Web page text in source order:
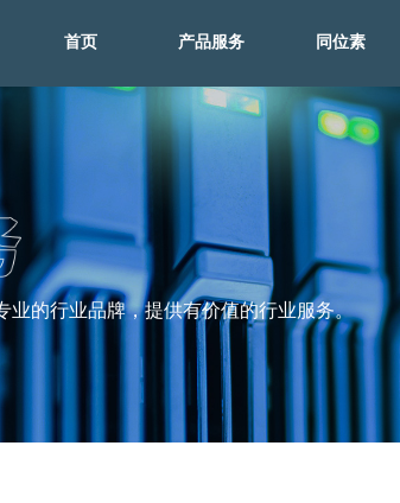
首页 产品服务 同位素
同位素
业的行业品牌，提供有价值的行业服务。